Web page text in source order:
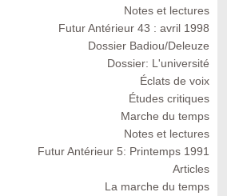
Notes et lectures
Futur Antérieur 43 : avril 1998
Dossier Badiou/Deleuze
Dossier: L'université
Éclats de voix
Études critiques
Marche du temps
Notes et lectures
Futur Antérieur 5: Printemps 1991
Articles
La marche du temps